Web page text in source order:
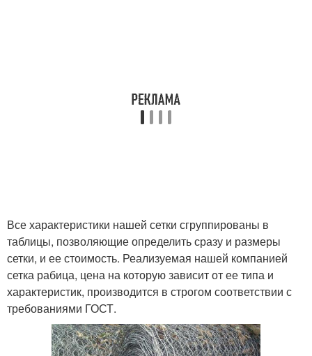
Все характеристики нашей сетки сгруппированы в
таблицы, позволяющие определить сразу и размеры
сетки, и ее стоимость. Реализуемая нашей компанией
сетка рабица, цена на которую зависит от ее типа и
характеристик, производится в строгом соответствии с
требованиями ГОСТ.